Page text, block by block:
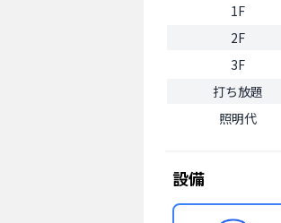
1F
2F
3F
打ち放題
照明代
設備